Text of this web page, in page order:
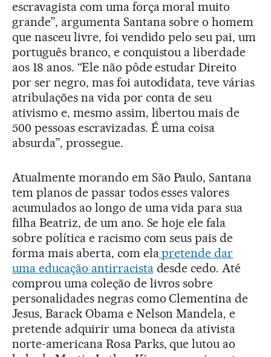
escravagista com uma força moral muito
grande”, argumenta Santana sobre o homem
que nasceu livre, foi vendido pelo seu pai, um
português branco, e conquistou a liberdade
aos 18 anos. “Ele não pôde estudar Direito
por ser negro, mas foi autodidata, teve várias
atribulações na vida por conta de seu
ativismo e, mesmo assim, libertou mais de
500 pessoas escravizadas. É uma coisa
absurda”, prossegue.
Atualmente morando em São Paulo, Santana
tem planos de passar todos esses valores
acumulados ao longo de uma vida para sua
filha Beatriz, de um ano. Se hoje ele fala
sobre política e racismo com seus pais de
forma mais aberta, com elapretende dar
uma educação antirracistadesde cedo. Até
comprou uma coleção de livros sobre
personalidades negras como Clementina de
Jesus, Barack Obama e Nelson Mandela, e
pretende adquirir uma boneca da ativista
norte-americana Rosa Parks, que lutou ao